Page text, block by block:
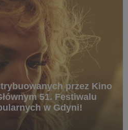
przez Kino
51. Festiwalu
w Gdyni!